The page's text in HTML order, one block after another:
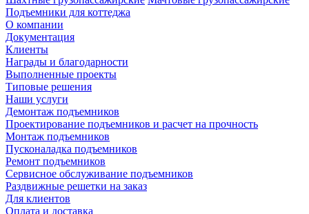
Подъемники для коттеджа
О компании
Документация
Клиенты
Награды и благодарности
Выполненные проекты
Типовые решения
Наши услуги
Демонтаж подъемников
Проектирование подъемников и расчет на прочность
Монтаж подъемников
Пусконаладка подъемников
Ремонт подъемников
Сервисное обслуживание подъемников
Раздвижные решетки на заказ
Для клиентов
Оплата и доставка